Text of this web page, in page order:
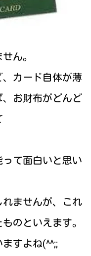
ん。
カード自体が薄
お財布がどんど
て面白いと思い
ませんが、これ
のといえます。
すよね(^^;;